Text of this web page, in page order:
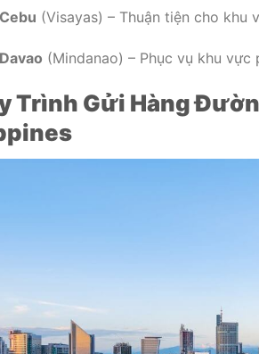
(Visayas) – Thuận tiện cho khu
(Mindanao) – Phục vụ khu vực
Trình Gửi Hàng